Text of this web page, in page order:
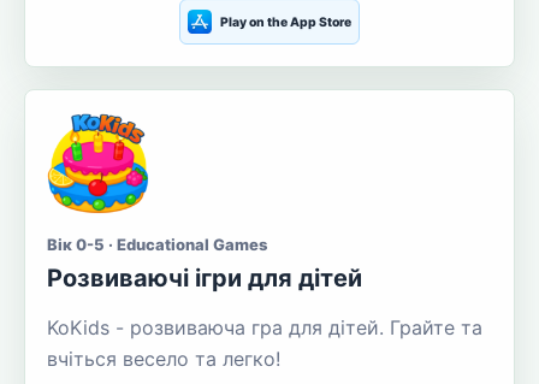
Play on the App Store
Вік 0-5 · Educational Games
Розвиваючі ігри для дітей
KoKids - розвиваюча гра для дітей. Грайте та
вчіться весело та легко!